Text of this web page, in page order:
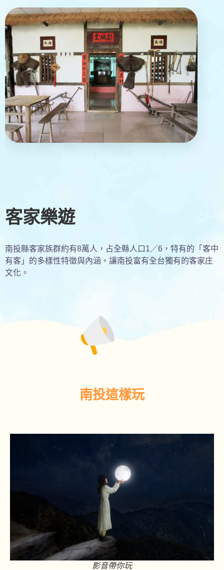
客家樂遊
南投縣客家族群約有8萬人，占全縣人口1／6，特有的「客中
有客」的多樣性特徵與內涵，讓南投富有全台獨有的客家庄
文化。
南投這樣玩
影音帶你玩